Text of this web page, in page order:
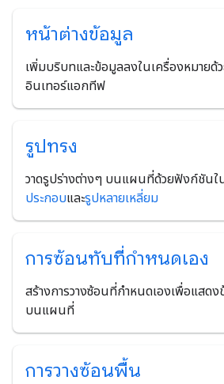
หน้าต่างข้อมูล
เพิ่มบริบทและข้อมูลลงในเครื่องหมายด้
อินเทอร์แอกทีฟ
รูปทรง
วาดรูปร่างต่างๆ บนแผนที่ด้วยฟังก์ชันใ
ประกอบและรูปหลายเหลี่ยม
การซ้อนทับที่กำหนดเอง
สร้างการวางซ้อนที่กำหนดเองเพื่อแสด
บนแผนที่
การวางซ้อนพื้น